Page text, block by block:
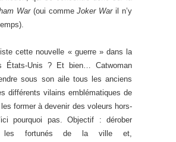
War(oui commeJoker Waril n’y
cette nouvelle « guerre » dans la
États-Unis ? Et bien… Catwoman
sous son aile tous les anciens
différents vilains emblématiques de
former à devenir des voleurs hors-
pourquoi pas. Objectif : dérober
les fortunés de la ville et,